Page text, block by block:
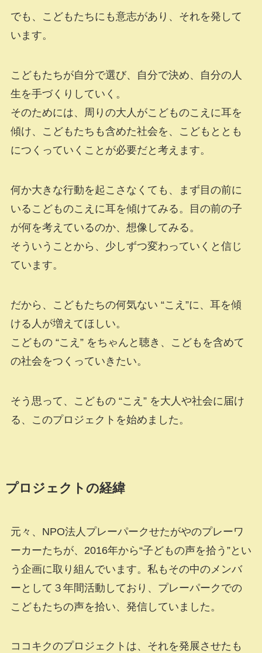
でも、こどもたちにも意志があり、それを発して
います。
こどもたちが自分で選び、自分で決め、自分の人
生を手づくりしていく。
そのためには、周りの大人がこどものこえに耳を
傾け、こどもたちも含めた社会を、こどもととも
につくっていくことが必要だと考えます。
何か大きな行動を起こさなくても、まず目の前に
いるこどものこえに耳を傾けてみる。目の前の子
が何を考えているのか、想像してみる。
そういうことから、少しずつ変わっていくと信じ
ています。
だから、こどもたちの何気ない “こえ”に、耳を傾
ける人が増えてほしい。
こどもの “こえ” をちゃんと聴き、こどもを含めて
の社会をつくっていきたい。
そう思って、こどもの “こえ” を大人や社会に届け
る、このプロジェクトを始めました。
プロジェクトの経緯
元々、NPO法人プレーパークせたがやのプレーワ
ーカーたちが、2016年から“子どもの声を拾う”とい
う企画に取り組んでいます。私もその中のメンバ
ーとして３年間活動しており、プレーパークでの
こどもたちの声を拾い、発信していました。
ココキクのプロジェクトは、それを発展させたも